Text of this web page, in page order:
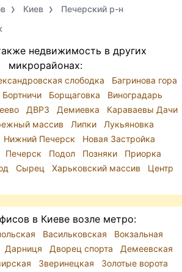
Киев
Печерский р-н
недвижимость в других
микрорайонах:
слободка
Багринова гора
Бортничи Борщаговка
Виноградарь
ДВРЗ Демиевка
Караваевы Дачи
массив Липки
Лукьяновка
Нижний Печерск
Новая Застройка
Печерск Подол Позняки
Приорка
Сырец Харьковский массив
Центр
в Киеве возле метро:
Васильковская
Вокзальная
Дарниця Дворец спорта
Демеевская
Зверинецкая
Золотые ворота